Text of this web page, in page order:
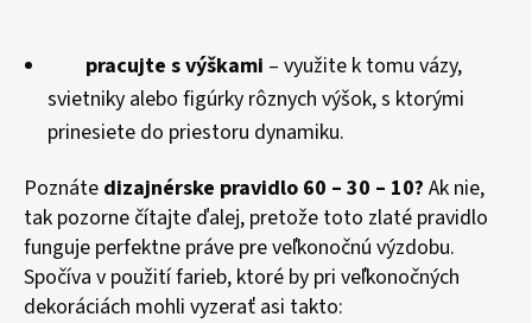
pracujte s výškami – využite k tomu vázy,
svietniky alebo figúrky rôznych výšok, s ktorými
prinesiete do priestoru dynamiku.
Poznáte dizajnérske pravidlo 60 – 30 – 10? Ak nie,
tak pozorne čítajte ďalej, pretože toto zlaté pravidlo
funguje perfektne práve pre veľkonočnú výzdobu.
Spočíva v použití farieb, ktoré by pri veľkonočných
dekoráciách mohli vyzerať asi takto: